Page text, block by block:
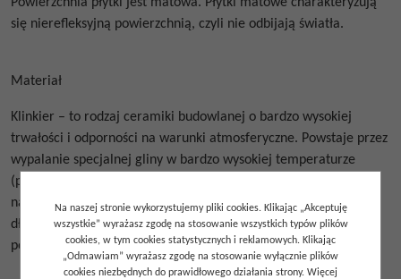
Powierzchnia płytki jest matowa. Płytki matowe charakteryzują
się nierefleksyjną powierzchnią, czyli nie odbijają światła.
Materiał
Klinkier – to rodzaj ceramiki budowlanej o bardzo wysokiej
trwałości i odporności na warunki atmosferyczne. Powstaje przez
wypalanie specjalnej gliny w bardzo wysokiej temperaturze
(powyżej 1100°C), co nadaje mu dużą gęstość i niską
nasiąkliwość. Klinkier to materiał ceniony za estetykę i
długowieczność – często stosowany w budownictwie o
podwyższonych wymaganiach trwałościowych.
Na naszej stronie wykorzystujemy pliki cookies. Klikając „Akceptuję
wszystkie” wyrażasz zgodę na stosowanie wszystkich typów plików
cookies, w tym cookies statystycznych i reklamowych. Klikając
„Odmawiam” wyrażasz zgodę na stosowanie wyłącznie plików
cookies niezbędnych do prawidłowego działania strony. Więcej